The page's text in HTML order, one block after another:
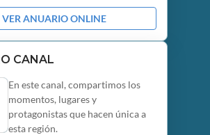
VER ANUARIO ONLINE
CANAL
En este canal, compartimos los
momentos, lugares y
protagonistas que hacen única a
esta región.